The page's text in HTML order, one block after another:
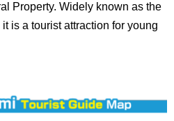
Property. Widely known as the
is a tourist attraction for young